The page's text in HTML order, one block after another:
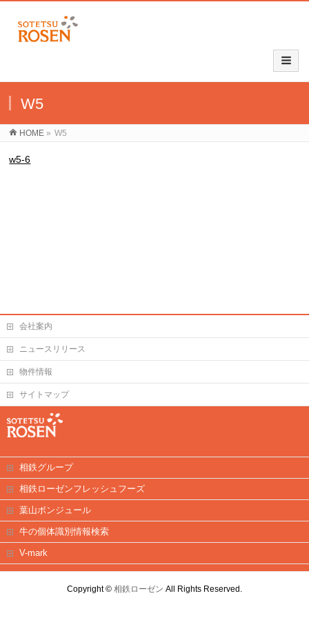
W5
HOME » W5
w5-6
会社案内
ニュースリリース
物件情報
サイトマップ
相鉄グループ
相鉄ローゼンフレッシュフーズ
葉山ボンジュール
牛の個体識別情報検索
V-mark
Copyright © 相鉄ローゼン All Rights Reserved.